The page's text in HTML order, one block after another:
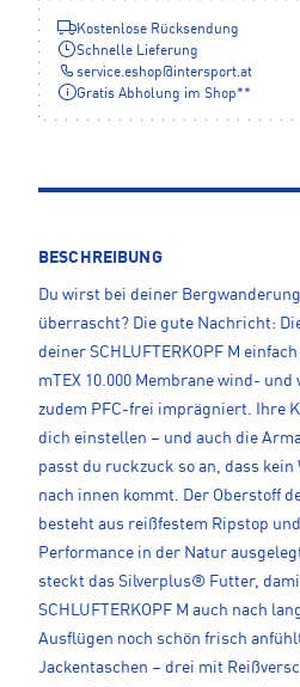
Kostenlose Rücksendung
Schnelle Lieferung
service.eshop@intersport.at
Gratis Abholung im Shop**
BESCHREIBUNG
Du wirst bei deiner
überrascht? Die gute Nachricht:
deiner SCHLUFTERKOPF M
mTEX 10.000 Membrane wind-
zudem PFC-frei imprägniert. Ihre
dich einstellen – und auch die
passt du ruckzuck so an, dass kein
nach innen kommt. Der Oberstoff
besteht aus reißfestem Ripstop
Performance in der Natur
steckt das Silverplus® Futter,
SCHLUFTERKOPF M auch nach
Ausflügen noch schön frisch
Jackentaschen – drei mit